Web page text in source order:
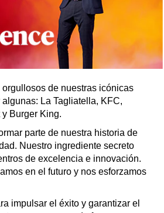
orgullosos de nuestras icónicas
La Tagliatella, KFC,
Burger King.
parte de nuestra historia de
Nuestro ingrediente secreto
de excelencia e innovación.
en el futuro y nos esforzamos
impulsar el éxito y garantizar el